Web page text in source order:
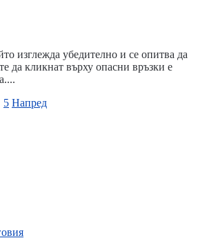
изглежда убедително и се опитва да
да кликнат върху опасни връзки е
5 Напред